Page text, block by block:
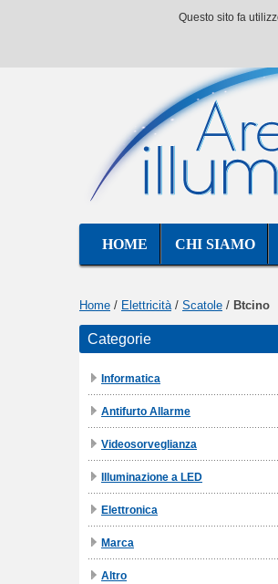
HOME CHI SIAMO
Home / Elettricità / Scatole / Btcino
Categorie
Informatica
Antifurto Allarme
Videosorveglianza
Illuminazione a LED
Elettronica
Marca
Altro
Questo sito fa